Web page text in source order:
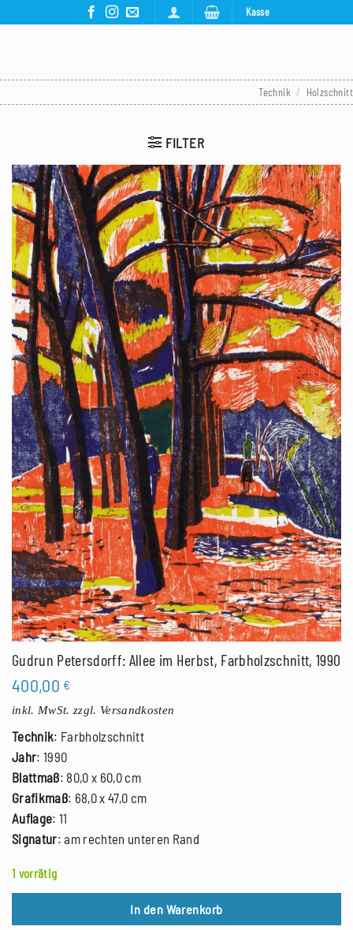
Kasse
Technik / Holzschnitt
FILTER
Gudrun Petersdorff: Allee im Herbst, Farbholzschnitt, 1990
400,00 €
inkl. MwSt. zzgl. Versandkosten
Technik: Farbholzschnitt
Jahr: 1990
Blattmaß: 80,0 x 60,0 cm
Grafikmaß: 68,0 x 47,0 cm
Auflage: 11
Signatur: am rechten unteren Rand
1 vorrätig
In den Warenkorb